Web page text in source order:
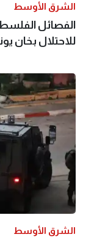
الشرق الأوسط
للاحتلال بخان
الشرق الأوسط